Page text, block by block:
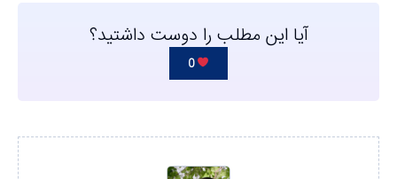
آیا این مطلب را دوست داشتید؟
0